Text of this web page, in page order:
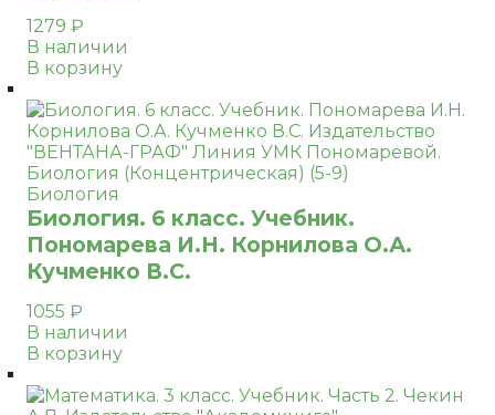
1279 ₽
В наличии
В корзину
Биология
Биология. 6 класс. Учебник.
Пономарева И.Н. Корнилова О.А.
Кучменко В.С.
1055 ₽
В наличии
В корзину